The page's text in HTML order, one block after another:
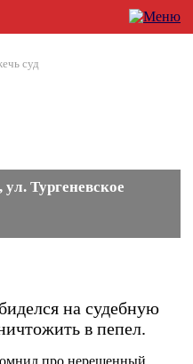
суд
Тургеневское
на судебную
в пепел.
про нерешенный